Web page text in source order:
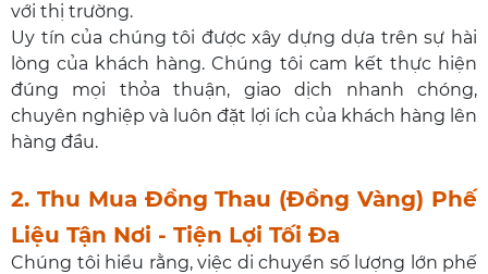
với thị trường.
Uy tín của chúng tôi được xây dựng dựa trên sự hài
lòng của khách hàng. Chúng tôi cam kết thực hiện
đúng mọi thỏa thuận, giao dịch nhanh chóng,
chuyên nghiệp và luôn đặt lợi ích của khách hàng lên
hàng đầu.
2. Thu Mua Đồng Thau (Đồng Vàng) Phế
Liệu Tận Nơi - Tiện Lợi Tối Đa
Chúng tôi hiểu rằng, việc di chuyển số lượng lớn phế